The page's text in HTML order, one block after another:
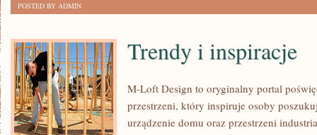
POSTED BY ADMIN
Trendy i inspiracje
M-Loft Design to oryginalny portal
przestrzeni, który inspiruje osoby
urządzenie domu oraz przestrzeni